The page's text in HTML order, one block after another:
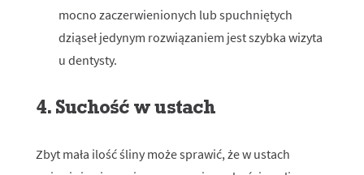
mocno zaczerwienionych lub spuchniętych
dziąseł jedynym rozwiązaniem jest szybka wizyta
u dentysty.
4. Suchość w ustach
Zbyt mała ilość śliny może sprawić, że w ustach